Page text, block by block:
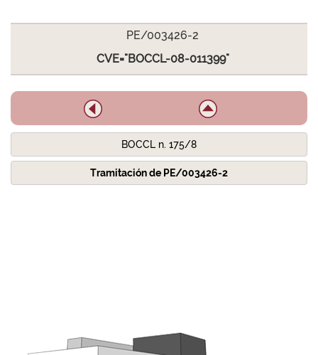
PE/003426-2
CVE="BOCCL-08-011399"
BOCCL n. 175/8
Tramitación de PE/003426-2